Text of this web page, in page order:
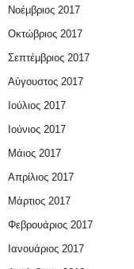
Νοέμβριος 2017
Οκτώβριος 2017
Σεπτέμβριος 2017
Αύγουστος 2017
Ιούλιος 2017
Ιούνιος 2017
Μάιος 2017
Απρίλιος 2017
Μάρτιος 2017
Φεβρουάριος 2017
Ιανουάριος 2017